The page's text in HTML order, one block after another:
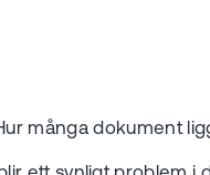
många dokument